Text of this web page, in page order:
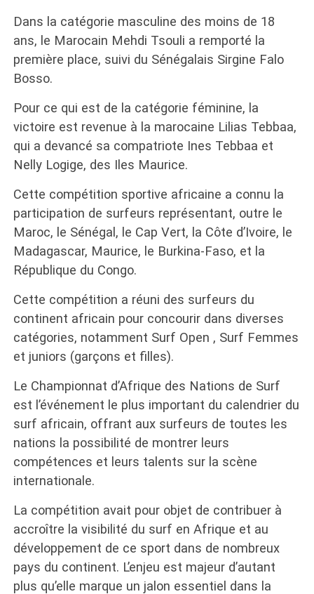
Dans la catégorie masculine des moins de 18
ans, le Marocain Mehdi Tsouli a remporté la
première place, suivi du Sénégalais Sirgine Falo
Bosso.
Pour ce qui est de la catégorie féminine, la
victoire est revenue à la marocaine Lilias Tebbaa,
qui a devancé sa compatriote Ines Tebbaa et
Nelly Logige, des Iles Maurice.
Cette compétition sportive africaine a connu la
participation de surfeurs représentant, outre le
Maroc, le Sénégal, le Cap Vert, la Côte d’Ivoire, le
Madagascar, Maurice, le Burkina-Faso, et la
République du Congo.
Cette compétition a réuni des surfeurs du
continent africain pour concourir dans diverses
catégories, notamment Surf Open , Surf Femmes
et juniors (garçons et filles).
Le Championnat d’Afrique des Nations de Surf
est l’événement le plus important du calendrier du
surf africain, offrant aux surfeurs de toutes les
nations la possibilité de montrer leurs
compétences et leurs talents sur la scène
internationale.
La compétition avait pour objet de contribuer à
accroître la visibilité du surf en Afrique et au
développement de ce sport dans de nombreux
pays du continent. L’enjeu est majeur d’autant
plus qu’elle marque un jalon essentiel dans la